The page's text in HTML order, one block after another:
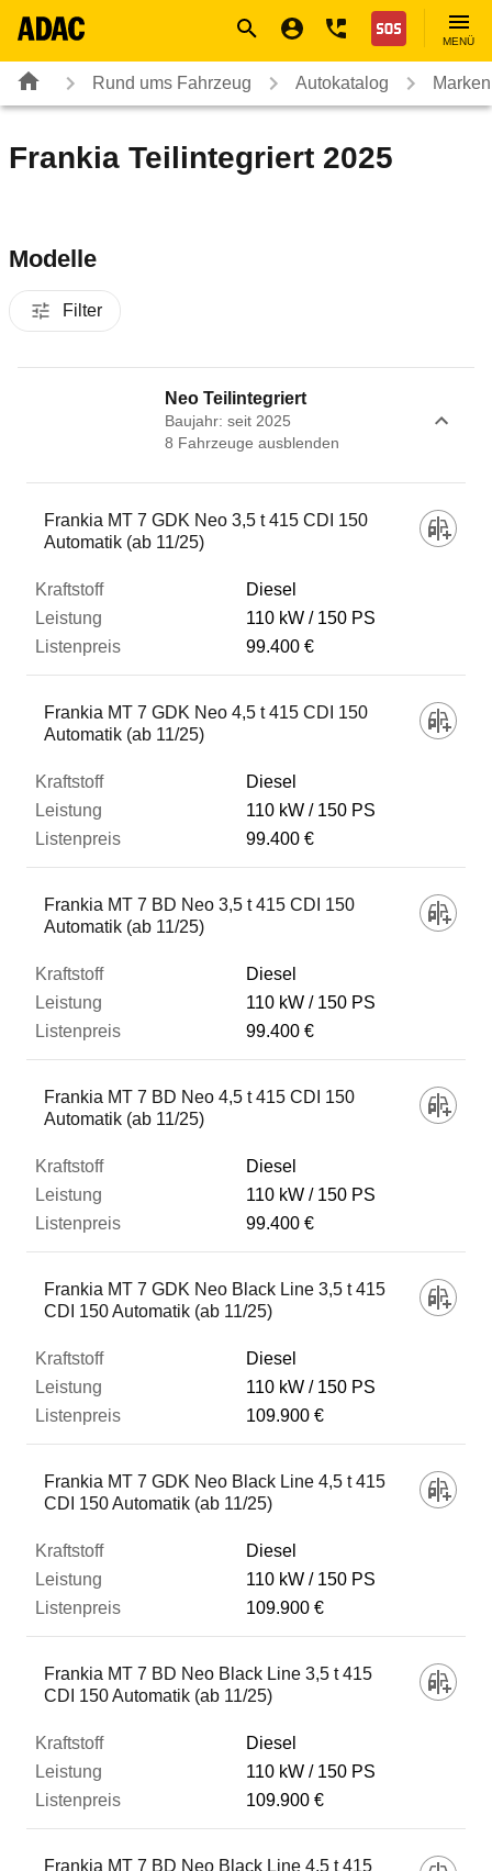
Nothilfe
MENÜ
Rund ums Fahrzeug Autokatalog
Frankia Teilintegriert 2025
Modelle
Filter
Neo Teilintegriert
Baujahr: seit 2025
8 Fahrzeuge ausblenden
Fahrzeug
Kraftstoff
Leistung
Listenpreis
Frankia MT 7 GDK Neo 3,5 t 415 CDI 150
Automatik (ab 11/25)
Diesel
110 kW
150 PS
99.400 €
Frankia MT 7 GDK Neo 4,5 t 415 CDI 150
Automatik (ab 11/25)
Diesel
110 kW
150 PS
99.400 €
Frankia MT 7 BD Neo 3,5 t 415 CDI 150
Automatik (ab 11/25)
Diesel
110 kW
150 PS
99.400 €
Frankia MT 7 BD Neo 4,5 t 415 CDI 150
Automatik (ab 11/25)
Diesel
110 kW
150 PS
99.400 €
Frankia MT 7 GDK Neo Black Line 3,5 t 415
CDI 150 Automatik (ab 11/25)
Diesel
110 kW
150 PS
109.900 €
Frankia MT 7 GDK Neo Black Line 4,5 t 415
CDI 150 Automatik (ab 11/25)
Diesel
110 kW
150 PS
109.900 €
Frankia MT 7 BD Neo Black Line 3,5 t 415
CDI 150 Automatik (ab 11/25)
Diesel
110 kW
150 PS
109.900 €
Frankia MT 7 BD Neo Black Line 4,5 t 415